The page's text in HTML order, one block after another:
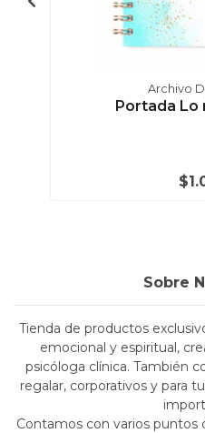
Archivo
Portada Lo
Sobre
Tienda de productos
emocional y espiritual,
psicóloga clínica. También
regalar, corporativos y para
Contamos con varios